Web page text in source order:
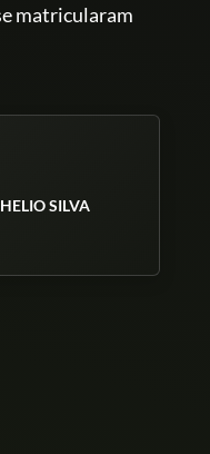
matricularam
SILVA